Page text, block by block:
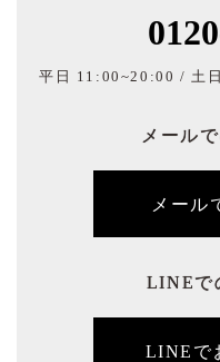
平日 11:00~20:00 / 土
メール
メール
LINEで
LINEで